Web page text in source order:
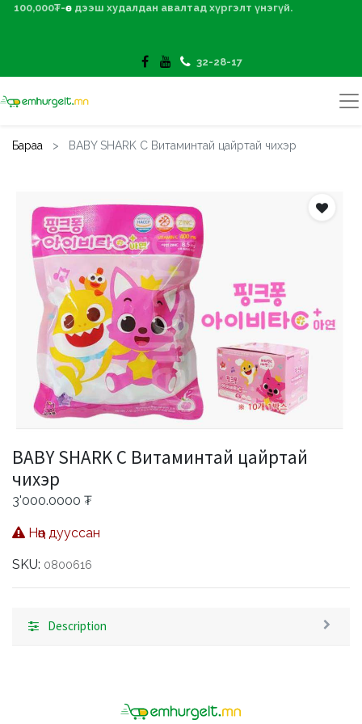
100,000₮-өөс дээш худалдан авалтад хүргэлт үнэгүй.
32-28-17
Бараа BABY SHARK C Витаминтай цайртай чихэр
BABY SHARK C Витаминтай цайртай
чихэр
3'000.0000 ₮
Нөөц дууссан
SKU: 0800616
Description